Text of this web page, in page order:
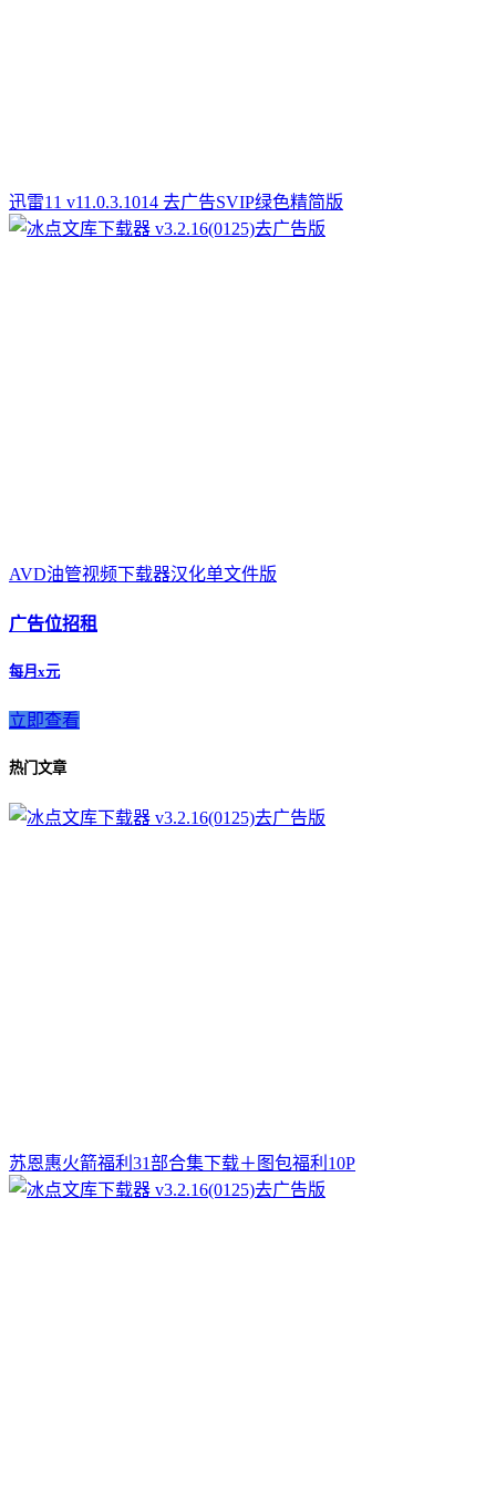
迅雷11 v11.0.3.1014 去广告SVIP绿色精简版
AVD油管视频下载器汉化单文件版
广告位招租
每月x元
立即查看
热门文章
苏恩惠火箭福利31部合集下载＋图包福利10P